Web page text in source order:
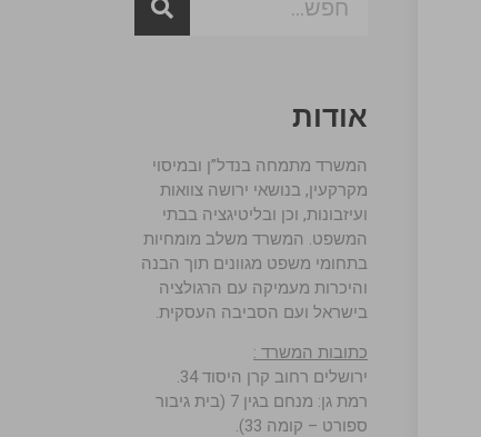
אודות
המשרד מתמחה בנדל”ן ובמיסוי
מקרקעין, בנושאי ירושה צוואות
ועיזבונות, וכן ובליטיגציה בבתי
המשפט. המשרד משלב מומחיות
בתחומי משפט מגוונים תוך הבנה
והיכרות מעמיקה עם הרגולציה
בישראל ועם הסביבה העסקית.
כתובות המשרד :
ירושלים רחוב קרן היסוד 34.
רמת גן: מנחם בגין 7 (בית גיבור
ספורט – קומה 33).